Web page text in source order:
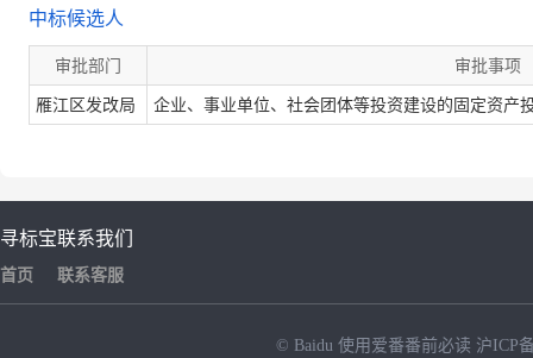
中标候选人
审批部门 审批事项
雁江区发改局 企业、事业单位、社会团体等投资建设的固定资产
寻标宝
首页
联系我们
联系客服
© Baidu 使用爱番番前必读 沪ICP